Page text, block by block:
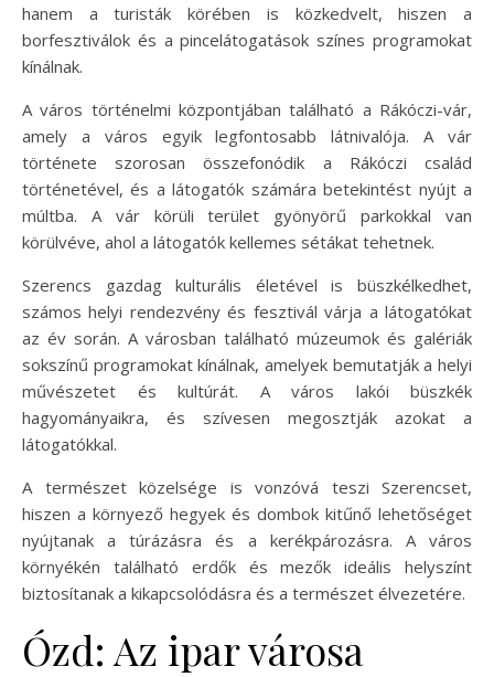
hanem a turisták körében is közkedvelt, hiszen a
borfesztiválok és a pincelátogatások színes programokat
kínálnak.
A város történelmi központjában található a Rákóczi-vár,
amely a város egyik legfontosabb látnivalója. A vár
története szorosan összefonódik a Rákóczi család
történetével, és a látogatók számára betekintést nyújt a
múltba. A vár körüli terület gyönyörű parkokkal van
körülvéve, ahol a látogatók kellemes sétákat tehetnek.
Szerencs gazdag kulturális életével is büszkélkedhet,
számos helyi rendezvény és fesztivál várja a látogatókat
az év során. A városban található múzeumok és galériák
sokszínű programokat kínálnak, amelyek bemutatják a helyi
művészetet és kultúrát. A város lakói büszkék
hagyományaikra, és szívesen megosztják azokat a
látogatókkal.
A természet közelsége is vonzóvá teszi Szerencset,
hiszen a környező hegyek és dombok kitűnő lehetőséget
nyújtanak a túrázásra és a kerékpározásra. A város
környékén található erdők és mezők ideális helyszínt
biztosítanak a kikapcsolódásra és a természet élvezetére.
Ózd: Az ipar városa